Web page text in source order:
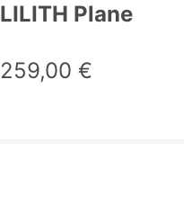
LILITH Plane
259,00 €